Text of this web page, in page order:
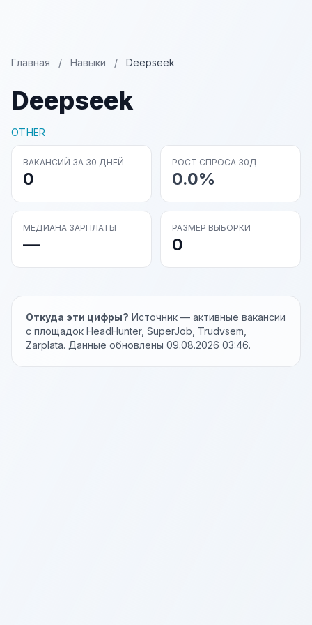
Главная / Навыки / Deepseek
Deepseek
OTHER
ВАКАНСИЙ ЗА 30 ДНЕЙ
0
РОСТ СПРОСА 30Д
0.0%
МЕДИАНА ЗАРПЛАТЫ
—
РАЗМЕР ВЫБОРКИ
0
Откуда эти цифры? Источник — активные вакансии
с площадок HeadHunter, SuperJob, Trudvsem,
Zarplata. Данные обновлены 09.08.2026 03:46.